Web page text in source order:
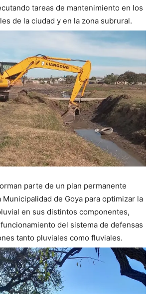
tareas de mantenimiento en los
de la ciudad y en la zona subrural.
parte de un plan permanente
Municipalidad de Goya para optimizar la
en sus distintos componentes,
del sistema de defensas
tanto pluviales como fluviales.